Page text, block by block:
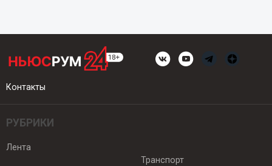
Контакты
РУБРИКИ
Лента
Транспорт